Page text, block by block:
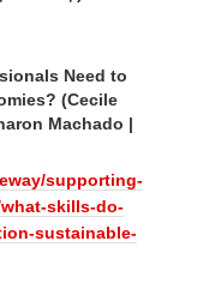
Need to
(Cecile
Machado |
supporting-
skills-do-
sustainable-